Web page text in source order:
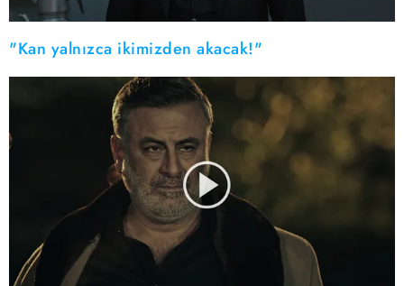
"Kan yalnızca ikimizden akacak!"